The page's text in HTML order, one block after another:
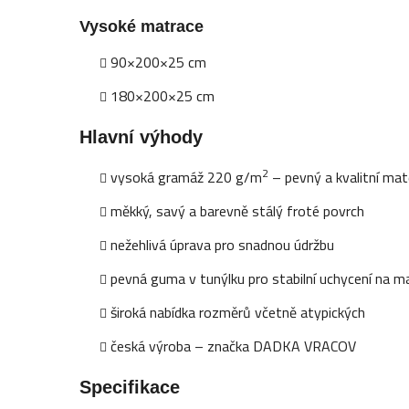
Vysoké matrace
90×200×25 cm
180×200×25 cm
Hlavní výhody
vysoká gramáž 220 g/m2 – pevný a kvalitní
měkký, savý a barevně stálý froté povrch
nežehlivá úprava pro snadnou údržbu
pevná guma v tunýlku pro stabilní uchycení na
široká nabídka rozměrů včetně atypických
česká výroba – značka DADKA VRACOV
Specifikace